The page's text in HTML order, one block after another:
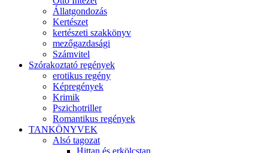
Állatgondozás
Kertészet
kertészeti szakkönyv
mezőgazdasági
Számvitel
Szórakoztató regények
erotikus regény
Képregények
Krimik
Pszichotriller
Romantikus regények
TANKÖNYVEK
Alsó tagozat
Hittan és erkölcstan